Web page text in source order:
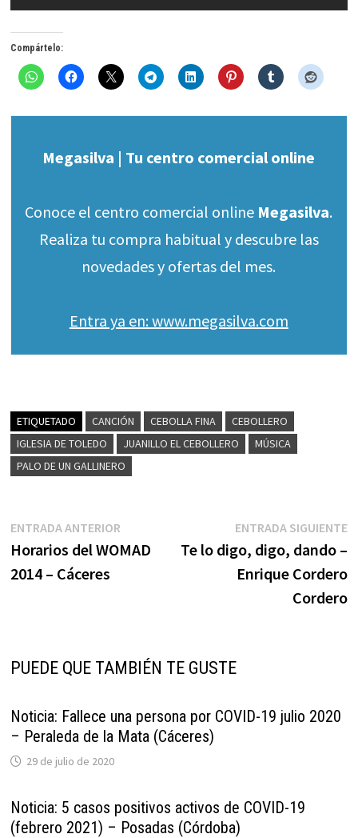
Compártelo:
Megasilva | Tu centro comercial online
Conoce el centro comercial online Megasilva.
Realiza tu compra habitual y descubre las
novedades y ofertas del mes.
Entra ya en: www.megasilva.com
ETIQUETADO CANCIÓN CEBOLLA FINA
CEBOLLERO
IGLESIA DE TOLEDO
JUANILLO EL CEBOLLERO
MÚSICA
PALO DE UN GALLINERO
Navegación
de
ENTRADA ANTERIOREntrada
anterior:
Horarios del WOMAD
2014 – Cáceres
ENTRADA SIGUIENTE
Te lo digo, digo, dando –
Enrique Cordero
Cordero
PUEDE QUE TAMBIÉN TE GUSTE
Noticia: Fallece una persona por COVID-19 julio 2020
– Peraleda de la Mata (Cáceres)
29 de julio de 2020
Noticia: 5 casos positivos activos de COVID-19
(febrero 2021) – Posadas (Córdoba)